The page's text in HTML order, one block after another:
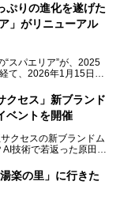
海が見える絶景で非日
ねなく1日過ごした
っているため、その日
るはずです。
で滞在できる施設
スを備えた仕事もでき
にとどまらない進化を
景施設、コワーキング
設、子連れファミリー
すめの施設を紹介しま
ぷりの進化を遂げた
」がリニューアル
“スパエリア”が、2025
て、2026年1月15日
ウナの魅力を、人気キ
ご紹介します。必見の
ア【PR】
クセス」新ブランド
ベントを開催
クセスの新ブランドム
技術で若返った原田泰
、スパメッツァおおた
。花王サクセスの製品
楽の里」に行きた